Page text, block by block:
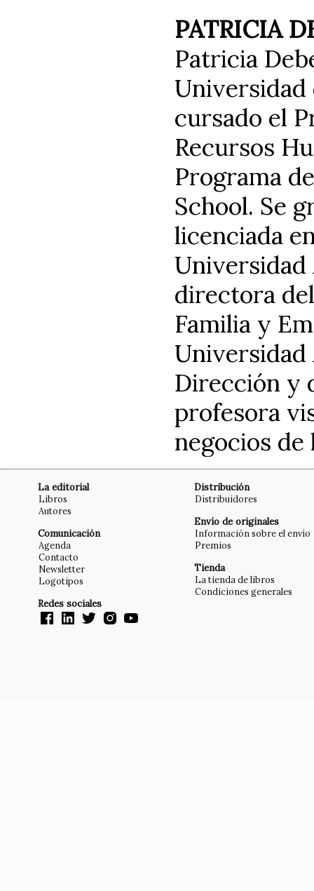
PATRICIA
Patricia
Universidad
cursado el
Recursos
Programa
School. Se
licenciada
Universidad
directora
Familia y
Dirección y
profesora
negocios de
La editorial
Libros
Autores
Comunicación
Agenda
Contacto
Newsletter
Logotipos
Redes sociales
Distribución
Distribuidores
Envío de originales
Información sobre el envío
Premios
Tienda
La tienda de libros
Condiciones generales